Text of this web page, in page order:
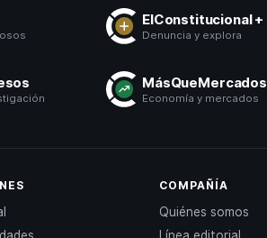
ElConstitucional +
Denuncia y explora
MásQueMercados
Economía y mercados
COMPAÑÍA
Quiénes somos